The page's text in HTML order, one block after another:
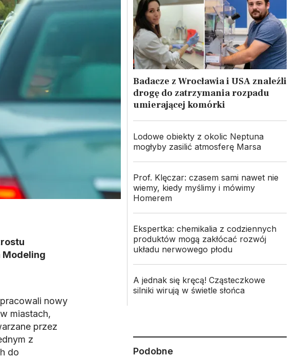
Modeling
nowy
miastach,
przez
z
do
Badacze z Wrocławia i USA znaleźli
drogę do zatrzymania rozpadu
umierającej komórki
Lodowe obiekty z okolic Neptuna
mogłyby zasilić atmosferę Marsa
Prof. Klęczar: czasem sami nawet nie
wiemy, kiedy myślimy i mówimy
Homerem
Ekspertka: chemikalia z codziennych
produktów mogą zakłócać rozwój
układu nerwowego płodu
A jednak się kręcą! Cząsteczkowe
silniki wirują w świetle słońca
Podobne